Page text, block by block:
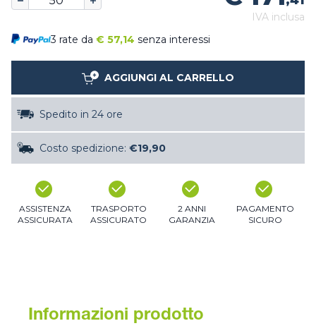
IVA inclusa
3 rate da € 57,14 senza interessi
AGGIUNGI AL CARRELLO
Spedito in 24 ore
Costo spedizione: €19,90
ASSISTENZA
ASSICURATA
TRASPORTO
ASSICURATO
2 ANNI
GARANZIA
PAGAMENTO
SICURO
Informazioni prodotto